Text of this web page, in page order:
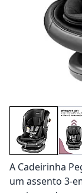
A Cadeirinha
um assento 3-